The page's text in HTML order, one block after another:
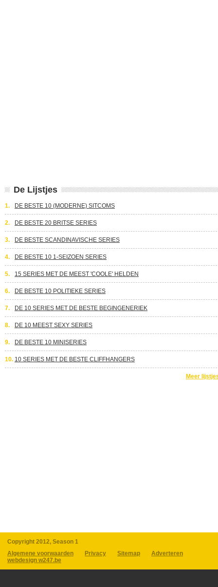
De Lijstjes
1. DE BESTE 10 (MODERNE) SITCOMS
2. DE BESTE 20 BRITSE SERIES
3. DE BESTE SCANDINAVISCHE SERIES
4. DE BESTE 10 1-SEIZOEN SERIES
5. 15 SERIES MET DE MEEST 'COOLE' HELDEN
6. DE BESTE 10 POLITIEKE SERIES
7. DE 10 SERIES MET DE BESTE BEGINGENERIEK
8. DE 10 MEEST SEXY SERIES
9. DE BESTE 10 MINISERIES
10. 10 SERIES MET DE BESTE CLIFFHANGERS
Meer
Copyright 2012, Season 1
Algemene voorwaarden
Privacy Sitemap
Adverteren
webdesign w247.be